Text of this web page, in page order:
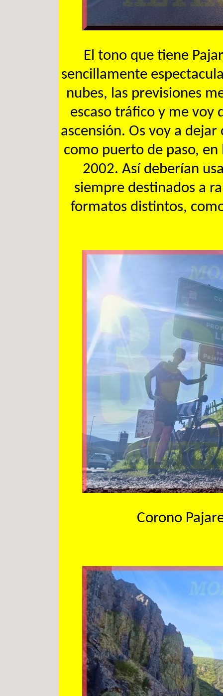
El tono que tiene
sencillamente
nubes, las previsiones
escaso tráfico y me voy
ascensión. Os voy a
como puerto de paso, en
2002. Así deberían
siempre destinados a
formatos distintos,
Corono